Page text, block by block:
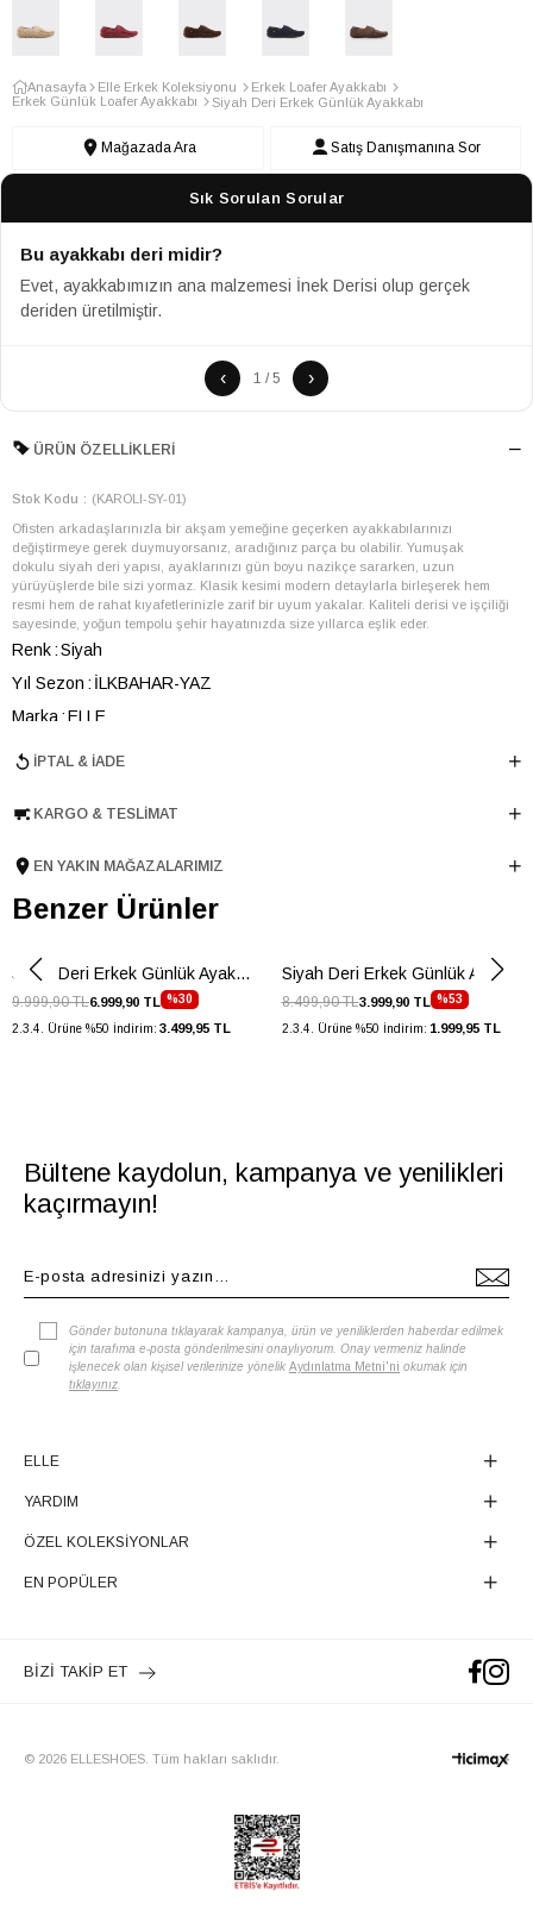
Anasayfa Elle Erkek Koleksiyonu
Erkek Loafer Ayakkabı
Erkek Günlük Loafer Ayakkabı
Siyah Deri Erkek Günlük Ayakkabı
Mağazada Ara Satış Danışmanına Sor
Sık Sorulan Sorular
Bu ayakkabı deri midir?
Evet, ayakkabımızın ana malzemesi İnek Derisi olup gerçek
deriden üretilmiştir.
‹ 1 / 5 ›
ÜRÜN ÖZELLIKLERI
Stok Kodu (KAROLI-SY-01)
Ofisten arkadaşlarınızla bir akşam yemeğine geçerken ayakkabılarınızı
değiştirmeye gerek duymuyorsanız, aradığınız parça bu olabilir. Yumuşak
dokulu siyah deri yapısı, ayaklarınızı gün boyu nazikçe sararken, uzun
yürüyüşlerde bile sizi yormaz. Klasik kesimi modern detaylarla birleşerek hem
resmi hem de rahat kıyafetlerinizle zarif bir uyum yakalar. Kaliteli derisi ve işçiliği
sayesinde, yoğun tempolu şehir hayatınızda size yıllarca eşlik eder.
Renk Siyah
Yıl Sezon
İLKBAHAR-YAZ
Marka ELLE
Cinsiyet
ERKEK
Astar Malzemesi İnek Derisi
Ürün Cinsi Driver
Menşei TURKIYE
İPTAL & İADE
KARGO & TESLIMAT
EN YAKIN MAĞAZALARIMIZ
Benzer Ürünler
Siyah Deri Erkek Günlük Ayakkabı
%30
6.999,90 TL
9.999,90 TL
2.3.4. Ürüne %50 İndirim: 3.499,95 TL
%53
3.999,90 TL
8.499,90 TL
2.3.4. Ürüne %50 İndirim: 1.999,95 TL
Bültene kaydolun, kampanya ve yenilikleri
kaçırmayın!
Gönder butonuna tıklayarak kampanya, ürün ve yeniliklerden haberdar edilmek
için tarafıma e-posta gönderilmesini onaylıyorum. Onay vermeniz halinde
işlenecek olan kişisel verilerinize yönelik Aydınlatma Metni'ni okumak için
tıklayınız
ELLE
YARDIM
ÖZEL KOLEKSİYONLAR
EN POPÜLER
BİZİ TAKİP ET
© 2026 ELLESHOES. Tüm hakları saklıdır.